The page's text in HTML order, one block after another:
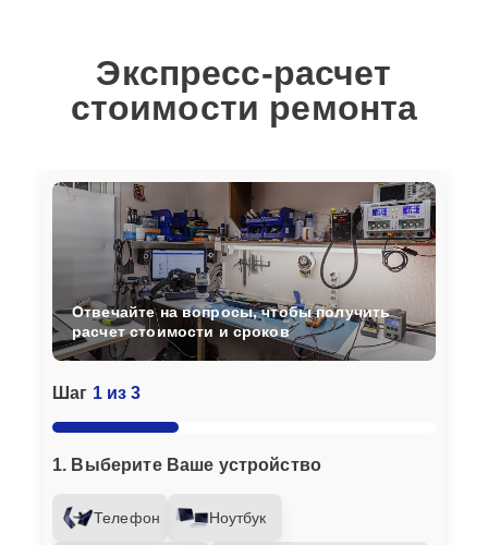
Экспресс-расчет
стоимости ремонта
Шаг 1 из 3
1. Выберите Ваше устройство
Телефон Ноутбук
Отвечайте на вопросы, чтобы получить
расчет стоимости и сроков